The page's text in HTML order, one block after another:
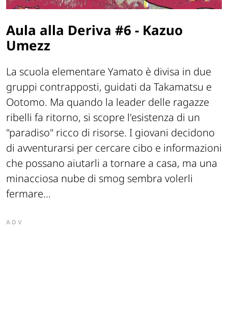
Aula alla Deriva #6 - Kazuo
Umezz
La scuola elementare Yamato è divisa in due
gruppi contrapposti, guidati da Takamatsu e
Ootomo. Ma quando la leader delle ragazze
ribelli fa ritorno, si scopre l'esistenza di un
"paradiso" ricco di risorse. I giovani decidono
di avventurarsi per cercare cibo e informazioni
che possano aiutarli a tornare a casa, ma una
minacciosa nube di smog sembra volerli
fermare…
ADV